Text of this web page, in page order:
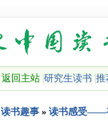
返回主站| 研究生读书| 推
读书趣事» 读书感受——